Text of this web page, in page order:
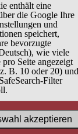
enthält eine
die Google Ihre
und
speichert,
bevorzugte
wie viele
pro Seite angezeigt
B. 10 oder 20) und
Filter
akzeptieren